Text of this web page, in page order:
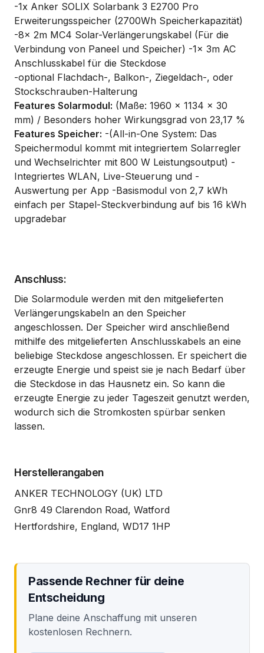
-1x Anker SOLIX Solarbank 3 E2700 Pro
Erweiterungsspeicher (2700Wh Speicherkapazität)
-8x 2m MC4 Solar-Verlängerungskabel (Für die
Verbindung von Paneel und Speicher) -1x 3m AC
Anschlusskabel für die Steckdose
-optional Flachdach-, Balkon-, Ziegeldach-, oder
Stockschrauben-Halterung
Features Solarmodul: (Maße: 1960 × 1134 × 30
mm) / Besonders hoher Wirkungsgrad von 23,17 %
Features Speicher: -(All-in-One System: Das
Speichermodul kommt mit integriertem Solarregler
und Wechselrichter mit 800 W Leistungsoutput) -
Integriertes WLAN, Live-Steuerung und -
Auswertung per App -Basismodul von 2,7 kWh
einfach per Stapel-Steckverbindung auf bis 16 kWh
upgradebar
Anschluss:
Die Solarmodule werden mit den mitgelieferten
Verlängerungskabeln an den Speicher
angeschlossen. Der Speicher wird anschließend
mithilfe des mitgelieferten Anschlusskabels an eine
beliebige Steckdose angeschlossen. Er speichert die
erzeugte Energie und speist sie je nach Bedarf über
die Steckdose in das Hausnetz ein. So kann die
erzeugte Energie zu jeder Tageszeit genutzt werden,
wodurch sich die Stromkosten spürbar senken
lassen.
Herstellerangaben
ANKER TECHNOLOGY (UK) LTD
Gnr8 49 Clarendon Road, Watford
Hertfordshire, England, WD17 1HP
Passende Rechner für deine
Entscheidung
Plane deine Anschaffung mit unseren
kostenlosen Rechnern.